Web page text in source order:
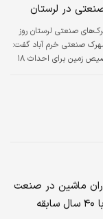
صنعتی لرستان روز
صنعتی خرم آباد گفت:
۱۲ هزار متر مربع تخصیص زمین برای احداث ۱۸
ماشین در صنعت